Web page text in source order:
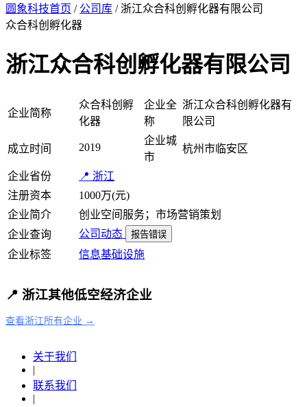
圆象科技首页 / 公司库 / 浙江众合科创孵化器有限公司
众合科创孵化器
浙江众合科创孵化器有限公司
企业简称
众合科创孵
化器
企业全
称
浙江众合科创孵化器有
限公司
成立时间 2019
企业城
市
杭州市临安区
企业省份
📍 浙江
注册资本
1000万(元)
企业简介
创业空间服务；市场营销策划
企业查询
公司动态 报告错误
企业标签 信息基础设施
📍 浙江其他低空经济企业
查看浙江所有企业 →
关于我们
|
联系我们
|